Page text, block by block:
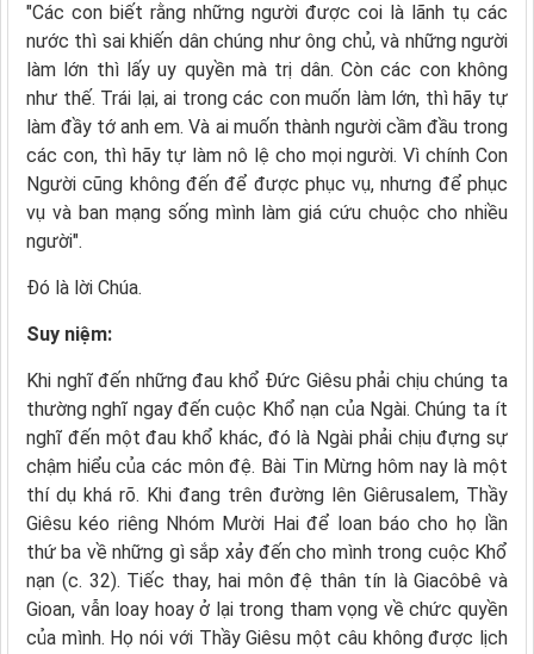
"Các con biết rằng những người được coi là lãnh tụ các
nước thì sai khiến dân chúng như ông chủ, và những người
làm lớn thì lấy uy quyền mà trị dân. Còn các con không
như thế. Trái lại, ai trong các con muốn làm lớn, thì hãy tự
làm đầy tớ anh em. Và ai muốn thành người cầm đầu trong
các con, thì hãy tự làm nô lệ cho mọi người. Vì chính Con
Người cũng không đến để được phục vụ, nhưng để phục
vụ và ban mạng sống mình làm giá cứu chuộc cho nhiều
người".
Ðó là lời Chúa.
Suy niệm:
Khi nghĩ đến những đau khổ Đức Giêsu phải chịu chúng ta
thường nghĩ ngay đến cuộc Khổ nạn của Ngài. Chúng ta ít
nghĩ đến một đau khổ khác, đó là Ngài phải chịu đựng sự
chậm hiểu của các môn đệ. Bài Tin Mừng hôm nay là một
thí dụ khá rõ. Khi đang trên đường lên Giêrusalem, Thầy
Giêsu kéo riêng Nhóm Mười Hai để loan báo cho họ lần
thứ ba về những gì sắp xảy đến cho mình trong cuộc Khổ
nạn (c. 32). Tiếc thay, hai môn đệ thân tín là Giacôbê và
Gioan, vẫn loay hoay ở lại trong tham vọng về chức quyền
của mình. Họ nói với Thầy Giêsu một câu không được lịch